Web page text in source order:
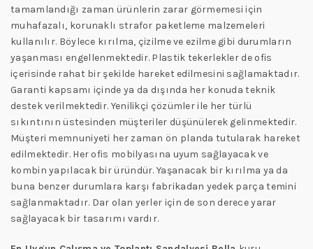
tamamlandığı zaman ürünlerin zarar görmemesi için
muhafazalı, korunaklı strafor paketleme malzemeleri
kullanılır. Böylece kırılma, çizilme ve ezilme gibi durumların
yaşanması engellenmektedir. Plastik tekerlekler de ofis
içerisinde rahat bir şekilde hareket edilmesini sağlamaktadır.
Garanti kapsamı içinde ya da dışında her konuda teknik
destek verilmektedir. Yenilikçi çözümler ile her türlü
sıkıntının üstesinden müşteriler düşünülerek gelinmektedir.
Müşteri memnuniyeti her zaman ön planda tutularak hareket
edilmektedir. Her ofis mobilyasına uyum sağlayacak ve
kombin yapılacak bir üründür. Yaşanacak bir kırılma ya da
buna benzer durumlara karşı fabrikadan yedek parça temini
sağlanmaktadır. Dar olan yerler için de son derece yarar
sağlayacak bir tasarımı vardır.